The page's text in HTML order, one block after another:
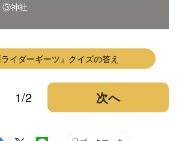
神社
ライダーギーツ』クイズの答え
1/2 次へ